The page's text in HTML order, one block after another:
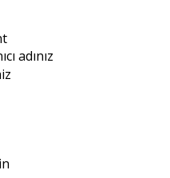
adınız